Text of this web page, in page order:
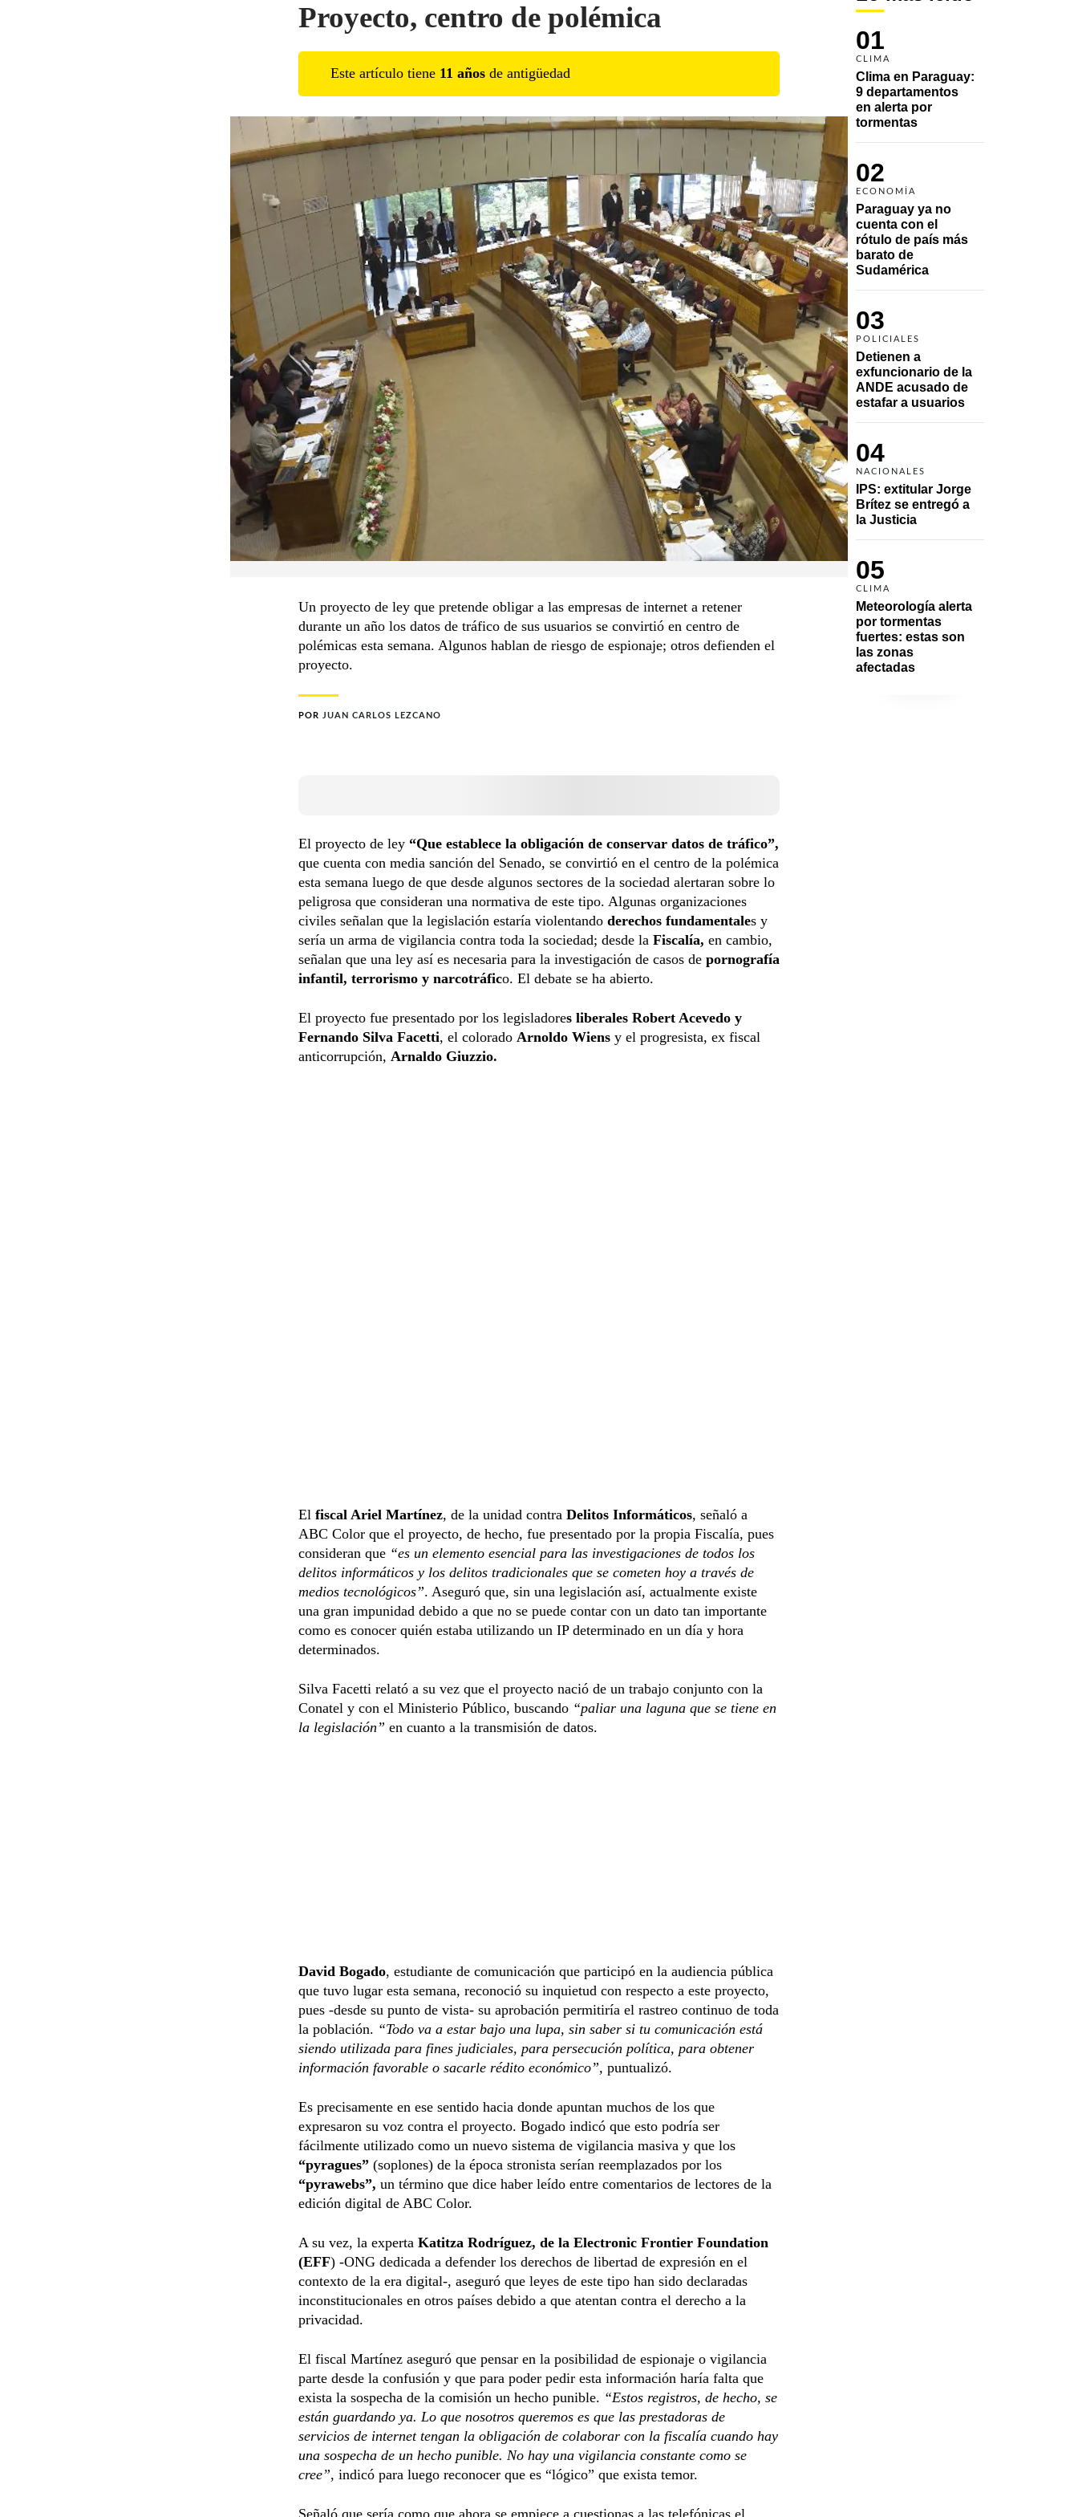
01
CLIMA
Clima en Paraguay:
9 departamentos
en alerta por
tormentas
02
ECONOMÍA
Paraguay ya no
cuenta con el
rótulo de país más
barato de
Sudamérica
03
POLICIALES
Detienen a
exfuncionario de la
ANDE acusado de
estafar a usuarios
04
NACIONALES
IPS: extitular Jorge
Brítez se entregó a
la Justicia
05
CLIMA
Meteorología alerta
por tormentas
fuertes: estas son
las zonas
afectadas
Proyecto, centro de polémica
Este artículo tiene 11 años de antigüedad
Un proyecto de ley que pretende obligar a las empresas de internet a retener
durante un año los datos de tráfico de sus usuarios se convirtió en centro de
polémicas esta semana. Algunos hablan de riesgo de espionaje; otros defienden el
proyecto.
POR JUAN CARLOS LEZCANO
El proyecto de ley “Que establece la obligación de conservar datos de tráfico”,
que cuenta con media sanción del Senado, se convirtió en el centro de la polémica
esta semana luego de que desde algunos sectores de la sociedad alertaran sobre lo
peligrosa que consideran una normativa de este tipo. Algunas organizaciones
civiles señalan que la legislación estaría violentando derechos fundamentales y
sería un arma de vigilancia contra toda la sociedad; desde la Fiscalía, en cambio,
señalan que una ley así es necesaria para la investigación de casos de pornografía
infantil, terrorismo y narcotráfico. El debate se ha abierto.
El proyecto fue presentado por los legisladores liberales Robert Acevedo y
Fernando Silva Facetti, el colorado Arnoldo Wiens y el progresista, ex fiscal
anticorrupción, Arnaldo Giuzzio.
El fiscal Ariel Martínez, de la unidad contra Delitos Informáticos, señaló a
ABC Color que el proyecto, de hecho, fue presentado por la propia Fiscalía, pues
consideran que “es un elemento esencial para las investigaciones de todos los
delitos informáticos y los delitos tradicionales que se cometen hoy a través de
medios tecnológicos”. Aseguró que, sin una legislación así, actualmente existe
una gran impunidad debido a que no se puede contar con un dato tan importante
como es conocer quién estaba utilizando un IP determinado en un día y hora
determinados.
Silva Facetti relató a su vez que el proyecto nació de un trabajo conjunto con la
Conatel y con el Ministerio Público, buscando “paliar una laguna que se tiene en
la legislación” en cuanto a la transmisión de datos.
David Bogado, estudiante de comunicación que participó en la audiencia pública
que tuvo lugar esta semana, reconoció su inquietud con respecto a este proyecto,
pues -desde su punto de vista- su aprobación permitiría el rastreo continuo de toda
la población. “Todo va a estar bajo una lupa, sin saber si tu comunicación está
siendo utilizada para fines judiciales, para persecución política, para obtener
información favorable o sacarle rédito económico”, puntualizó.
Es precisamente en ese sentido hacia donde apuntan muchos de los que
expresaron su voz contra el proyecto. Bogado indicó que esto podría ser
fácilmente utilizado como un nuevo sistema de vigilancia masiva y que los
“pyragues” (soplones) de la época stronista serían reemplazados por los
“pyrawebs”, un término que dice haber leído entre comentarios de lectores de la
edición digital de ABC Color.
A su vez, la experta Katitza Rodríguez, de la Electronic Frontier Foundation
(EFF) -ONG dedicada a defender los derechos de libertad de expresión en el
contexto de la era digital-, aseguró que leyes de este tipo han sido declaradas
inconstitucionales en otros países debido a que atentan contra el derecho a la
privacidad.
El fiscal Martínez aseguró que pensar en la posibilidad de espionaje o vigilancia
parte desde la confusión y que para poder pedir esta información haría falta que
exista la sospecha de la comisión un hecho punible. “Estos registros, de hecho, se
están guardando ya. Lo que nosotros queremos es que las prestadoras de
servicios de internet tengan la obligación de colaborar con la fiscalía cuando hay
una sospecha de un hecho punible. No hay una vigilancia constante como se
cree”, indicó para luego reconocer que es “lógico” que exista temor.
Señaló que sería como que ahora se empiece a cuestionas a las telefónicas el